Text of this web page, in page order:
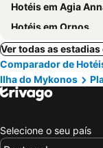
Hotéis em Agia
Hotéis em Ornos
Ver todas as
Comparador de
Ilha do Mykonos
Selecione o seu país